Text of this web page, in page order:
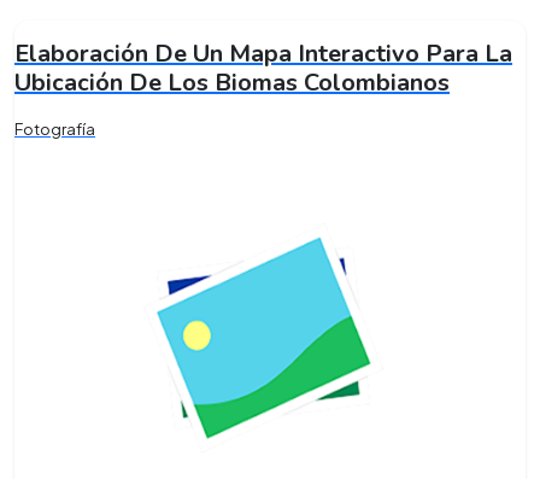
Elaboración De Un Mapa Interactivo Para La
Ubicación De Los Biomas Colombianos
Fotografía